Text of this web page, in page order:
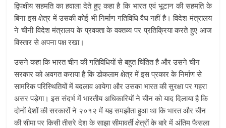
द्विपक्षीय सहमति का हवाला देते हुए कहा है कि भारत एवं भूटान की सहमति के
बिना इस क्षेत्र में उसकी कोई भी निर्माण गतिविधि वैध नहीं है। विदेश मंत्रालय
ने चीनी विदेश मंत्रालय के प्रवक्ता के वक्तव्य पर प्रतिक्रिया करते हुए आज
विस्तार से अपना पक्ष रखा।
उसने कहा कि भारत चीन की गतिविधियों से बहुत चिंतित है और उसने चीन
सरकार को अवगत कराया है कि डोकलाम क्षेत्र में इस प्रकार के निर्माण से
सामरिक परिस्थितियों में बदलाव आयेगा और उसका भारत की सुरक्षा पर गहरा
असर पड़ेगा। इस संदर्भ में भारतीय अधिकारियों ने चीन को याद दिलाया है कि
दोनों देशों की सरकारों ने २०१२ में यह समझौता हुआ था कि भारत और चीन
की सीमा पर किसी तीसरे देश के साझा सीमावर्ती क्षेत्रों के बारे में अंतिम फैसला